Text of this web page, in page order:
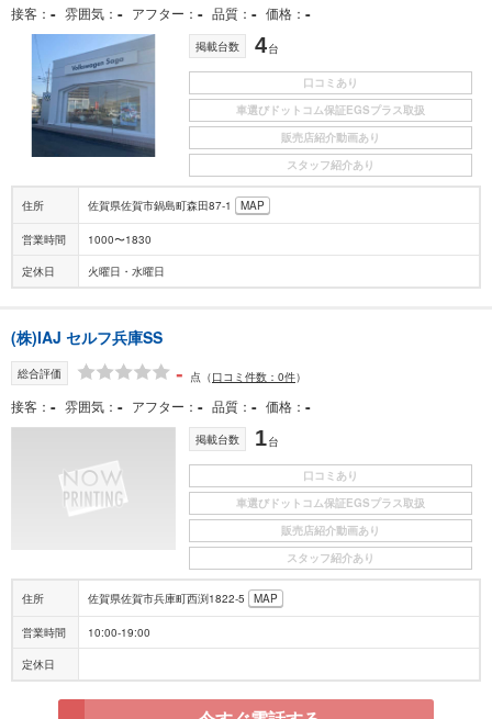
接客 - 雰囲気 - アフター - 品質 - 価格 -
掲載台数 4台
口コミあり
車選びドットコム保証EGSプラス取扱
販売店紹介動画あり
スタッフ紹介あり
住所 佐賀県佐賀市鍋島町森田87-1 MAP
営業時間 1000〜1830
定休日 火曜日・水曜日
(株)IAJ セルフ兵庫SS
総合評価 - 点 （口コミ件数：0件）
接客 - 雰囲気 - アフター - 品質 - 価格 -
掲載台数 1台
口コミあり
車選びドットコム保証EGSプラス取扱
販売店紹介動画あり
スタッフ紹介あり
住所 佐賀県佐賀市兵庫町西渕1822-5 MAP
営業時間 10:00-19:00
定休日